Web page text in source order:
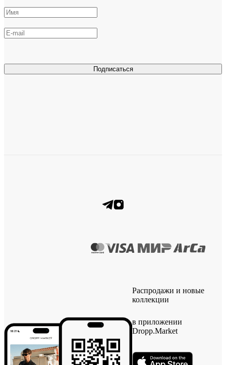
Подписаться
Распродажи и новые
коллекции
в приложении
Dropp.Market